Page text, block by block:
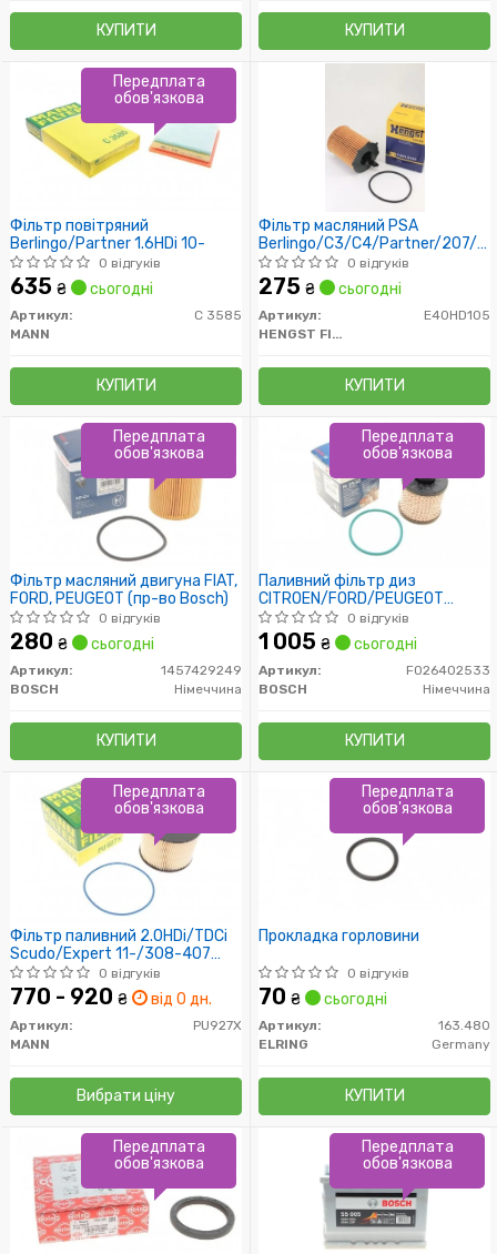
КУПИТИ КУПИТИ
Фільтр повітряний
Berlingo/Partner 1.6HDi 10-
0 відгуків
635 ₴ сьогодні
Артикул:
C 3585
MANN
КУПИТИ
Передплата
обов'язкова
Фільтр масляний PSA
Berlingo/C3/C4/Partner/207/
Fiesta/Focus 1.4-1.6HDi 04-
0 відгуків
275 ₴ сьогодні
Артикул:
E40HD105
HENGST FILTER
КУПИТИ
Фільтр масляний двигуна FIAT,
FORD, PEUGEOT (пр-во Bosch)
0 відгуків
280 ₴ сьогодні
Артикул:
1457429249
BOSCH
Німеччина
КУПИТИ
Передплата
обов'язкова
Паливний фільтр диз
CITROEN/FORD/PEUGEOT
208/3008/301/508/Berlingo
0 відгуків
1 005 ₴ сьогодні
Артикул:
F026402533
BOSCH
Німеччина
КУПИТИ
Передплата
обов'язкова
Фільтр паливний 2.0HDi/TDCi
Scudo/Expert 11-/308-407
09-/C4
0 відгуків
770 - 920 ₴ від 0 дн.
Артикул:
PU927X
MANN
Вибрати ціну
Передплата
обов'язкова
Прокладка горловини
0 відгуків
70 ₴ сьогодні
Артикул:
163.480
ELRING
Germany
КУПИТИ
Передплата
обов'язкова
Передплата
обов'язкова
Передплата
обов'язкова